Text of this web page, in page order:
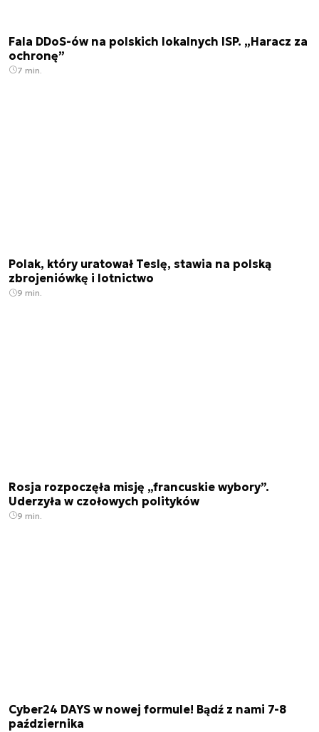
Fala DDoS-ów na polskich lokalnych ISP. „Haracz za
ochronę”
7 min.
Polak, który uratował Teslę, stawia na polską
zbrojeniówkę i lotnictwo
9 min.
Rosja rozpoczęła misję „francuskie wybory”.
Uderzyła w czołowych polityków
9 min.
Cyber24 DAYS w nowej formule! Bądź z nami 7-8
października